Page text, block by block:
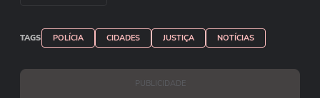
teria se irritado por não querer esperar o
caminhão passar em uma rua estreita. Após
ameaçar a motorista do caminhão de lixo, o
empresário freou o veículo, desceu armado e
TAGS POLÍCIA CIDADES JUSTIÇA NOTÍCIAS
PUBLICIDADE